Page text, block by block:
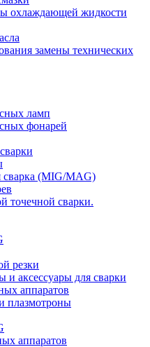
охлаждающей жидкости
замены технических
ламп
фонарей
сварка (MIG/MAG)
точечной сварки.
резки
и аксессуары для сварки
аппаратов
плазмотроны
аппаратов